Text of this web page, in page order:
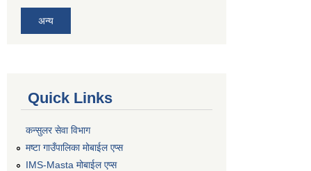
अन्य
Quick Links
कन्सुलर सेवा विभाग
मष्टा गाउँपालिका मोबाईल एप्स
IMS-Masta मोबाईल एप्स